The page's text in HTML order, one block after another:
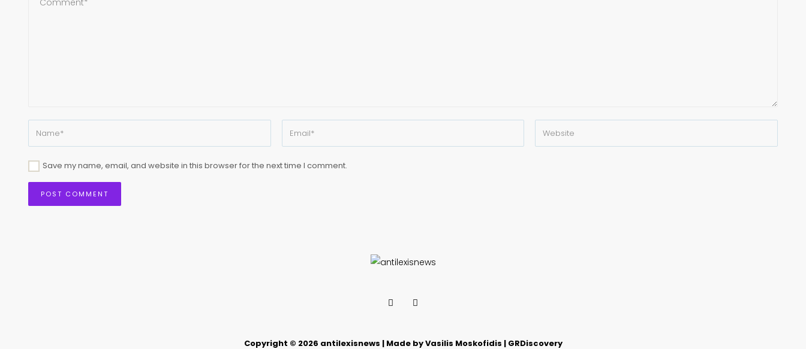
Save my name, email, and website in this browser for the next time I comment.
Copyright © 2026 antilexisnews | Made by Vasilis Moskofidis | GRDiscovery